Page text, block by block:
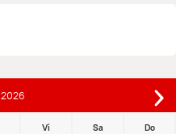
2026
Vi Sa Do